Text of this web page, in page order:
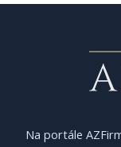
Na portále